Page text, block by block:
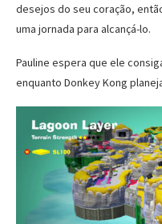
desejos do seu coração,
uma jornada para alcançá-lo.
Pauline espera que ele
enquanto Donkey Kong